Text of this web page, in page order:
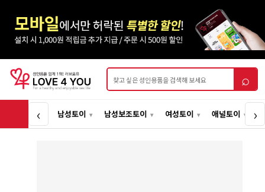
상품검색 ⌕
‹ 남성토이 남성보조토이 여성토이 애널토이 ›